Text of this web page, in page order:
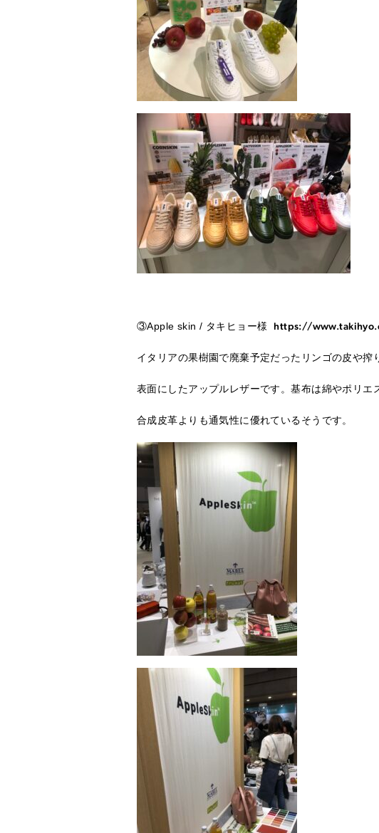
③Apple skin / タキヒョー様https://
イタリアの果樹園で廃棄予定だったリンゴの皮や
表面にしたアップルレザーです。基布は綿やポリ
合成皮革よりも通気性に優れているそうです。